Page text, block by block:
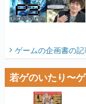
ゲームの企画書の
若ゲのいたり〜